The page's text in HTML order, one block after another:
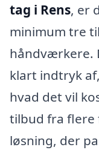
tag i Rens, er
minimum tre
håndværkere.
klart indtryk
hvad det vil
tilbud fra flere
løsning, der